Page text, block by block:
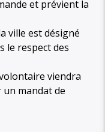
et prévient la
ville est désigné
le respect des
viendra
mandat de